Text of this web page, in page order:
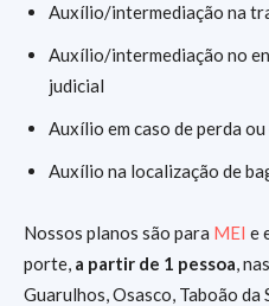
Auxílio/intermediação na
Auxílio/intermediação no
judicial
Auxílio em caso de perda
Auxílio na localização de
Nossos planos são para MEI e
porte, a partir de 1 pessoa,
Guarulhos, Osasco, Taboão da